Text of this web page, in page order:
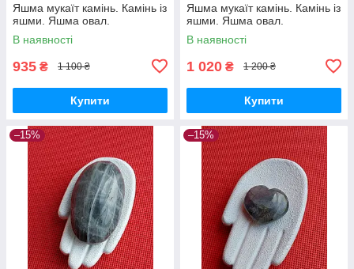
Яшма мукаїт камінь. Камінь із
яшми. Яшма овал.
В наявності
935 ₴ 1 100 ₴
Купити
Яшма мукаїт камінь. Камінь із
яшми. Яшма овал.
В наявності
1 020 ₴ 1 200 ₴
Купити
–15% –15%